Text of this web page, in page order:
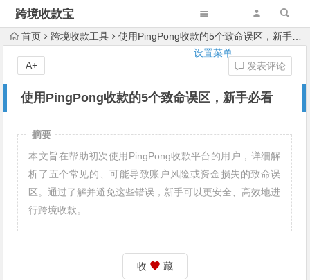
跨境收款宝
设置菜单
首页 跨境收款工具 使用PingPong收款的5个致命误区，新手必看
使用PingPong收款的5个致命误区，新手必看
发表评论
A+
摘要
本文旨在帮助初次使用PingPong收款平台的用户，详细解
析了五个常见的、可能导致账户风险或资金损失的致命误
区。通过了解并避免这些错误，新手可以更安全、高效地进
行跨境收款。
收 藏